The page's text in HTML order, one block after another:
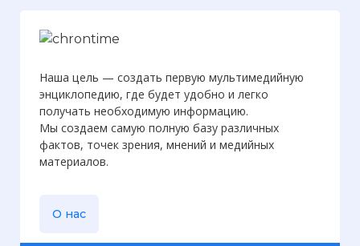
Наша цель — создать первую мультимедийную
энциклопедию, где будет удобно и легко
получать необходимую информацию.
Мы создаем самую полную базу различных
фактов, точек зрения, мнений и медийных
материалов.
О нас